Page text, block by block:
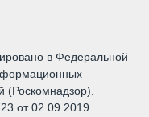
в Федеральной
(Роскомнадзор).
от 02.09.2019